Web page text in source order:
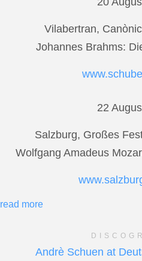
Vilabertran,
Johannes Brahms:
22
Salzburg, Großes
Wolfgang Amadeus
read more
Andrè Schuen at